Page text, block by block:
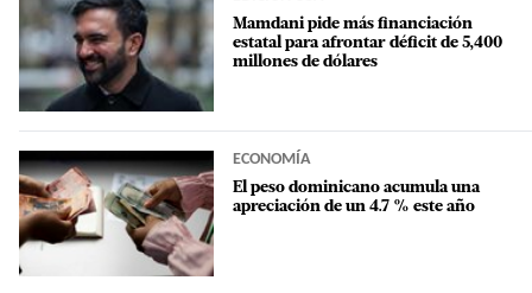
Mamdani pide más financiación
estatal para afrontar déficit de 5,400
millones de dólares
ECONOMÍA
El peso dominicano acumula una
apreciación de un 4.7 % este año